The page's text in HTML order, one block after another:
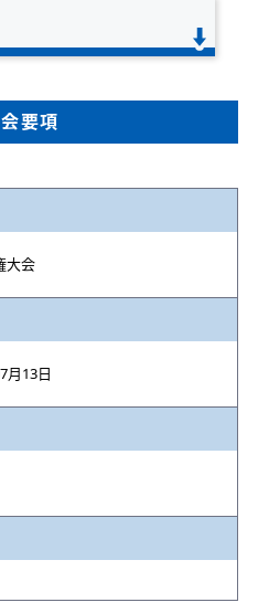
要項
大会
月13日